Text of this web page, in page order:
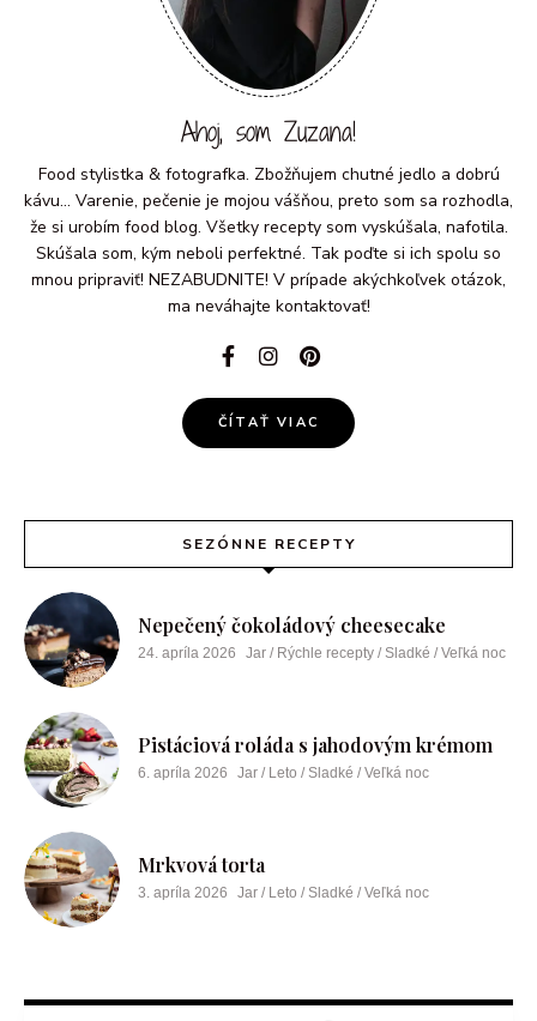
Ahoj, som Zuzana!
Food stylistka & fotografka. Zbožňujem chutné jedlo a dobrú
kávu... Varenie, pečenie je mojou vášňou, preto som sa rozhodla,
že si urobím food blog. Všetky recepty som vyskúšala, nafotila.
Skúšala som, kým neboli perfektné. Tak poďte si ich spolu so
mnou pripraviť! NEZABUDNITE! V prípade akýchkoľvek otázok,
ma neváhajte kontaktovať!
ČÍTAŤ VIAC
SEZÓNNE RECEPTY
Nepečený čokoládový cheesecake
24. apríla 2026 Jar / Rýchle recepty / Sladké / Veľká noc
Pistáciová roláda s jahodovým krémom
6. apríla 2026 Jar / Leto / Sladké / Veľká noc
Mrkvová torta
3. apríla 2026 Jar / Leto / Sladké / Veľká noc